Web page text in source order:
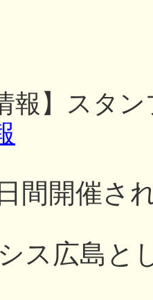
報】スタ
間開催さ
ス広島と